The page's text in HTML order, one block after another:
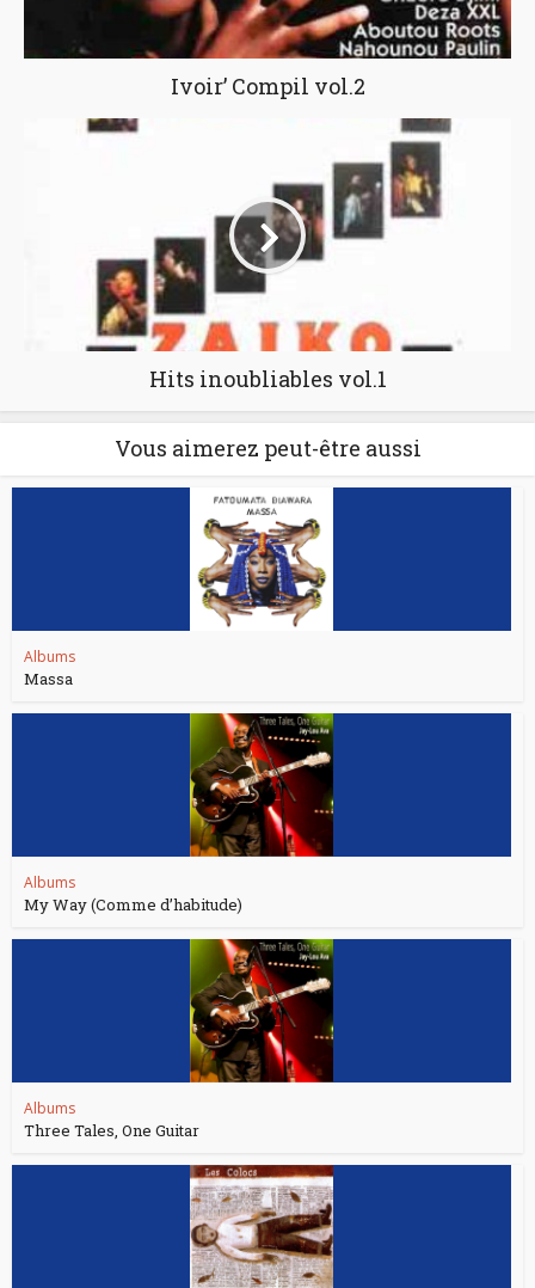
Ivoir’ Compil vol.2
Hits inoubliables vol.1
Vous aimerez peut-être aussi
Albums
Massa
Albums
My Way (Comme d’habitude)
Albums
Three Tales, One Guitar